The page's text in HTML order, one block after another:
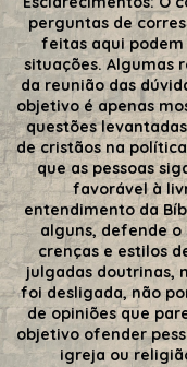
perguntas de
feitas aqui podem
situações. Algumas
da reunião das
objetivo é apenas
questões
de cristãos na
que as pessoas
favorável à
entendimento da
alguns, defende o
crenças e estilos
julgadas doutrinas,
foi desligada, não
de opiniões que
objetivo ofender
igreja ou